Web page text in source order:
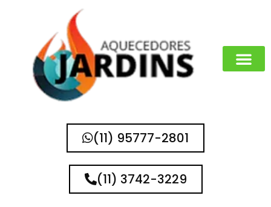
(11) 95777-2801
(11) 3742-3229